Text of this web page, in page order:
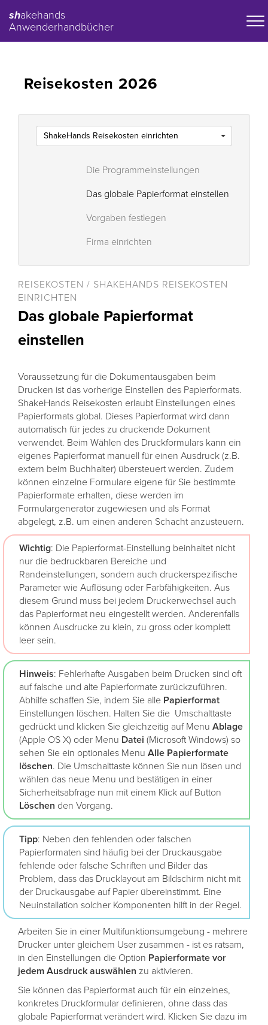
shakehands
Anwenderhandbücher
Reisekosten 2026
ShakeHands Reisekosten einrichten
Die Programmeinstellungen
Das globale Papierformat einstellen
Vorgaben festlegen
Firma einrichten
REISEKOSTEN / SHAKEHANDS REISEKOSTEN
EINRICHTEN
Das globale Papierformat
einstellen
Voraussetzung für die Dokumentausgaben beim
Drucken ist das vorherige Einstellen des Papierformats.
ShakeHands Reisekosten erlaubt Einstellungen eines
Papierformats global. Dieses Papierformat wird dann
automatisch für jedes zu druckende Dokument
verwendet. Beim Wählen des Druckformulars kann ein
eigenes Papierformat manuell für einen Ausdruck (z.B.
extern beim Buchhalter) übersteuert werden. Zudem
können einzelne Formulare eigene für Sie bestimmte
Papierformate erhalten, diese werden im
Formulargenerator zugewiesen und als Format
abgelegt, z.B. um einen anderen Schacht anzusteuern.
Wichtig: Die Papierformat-Einstellung beinhaltet nicht
nur die bedruckbaren Bereiche und
Randeinstellungen, sondern auch druckerspezifische
Parameter wie Auflösung oder Farbfähigkeiten. Aus
diesem Grund muss bei jedem Druckerwechsel auch
das Papierformat neu eingestellt werden. Anderenfalls
können Ausdrucke zu klein, zu gross oder komplett
leer sein.
Hinweis: Fehlerhafte Ausgaben beim Drucken sind oft
auf falsche und alte Papierformate zurückzuführen.
Abhilfe schaffen Sie, indem Sie alle Papierformat
Einstellungen löschen. Halten Sie die Umschalttaste
gedrückt und klicken Sie gleichzeitig auf Menu Ablage
(Apple OS X) oder Menu Datei (Microsoft Windows) so
sehen Sie ein optionales Menu Alle Papierformate
löschen. Die Umschalttaste können Sie nun lösen und
wählen das neue Menu und bestätigen in einer
Sicherheitsabfrage nun mit einem Klick auf Button
Löschen den Vorgang.
Tipp: Neben den fehlenden oder falschen
Papierformaten sind häufig bei der Druckausgabe
fehlende oder falsche Schriften und Bilder das
Problem, dass das Drucklayout am Bildschirm nicht mit
der Druckausgabe auf Papier übereinstimmt. Eine
Neuinstallation solcher Komponenten hilft in der Regel.
Arbeiten Sie in einer Multifunktionsumgebung - mehrere
Drucker unter gleichem User zusammen - ist es ratsam,
in den Einstellungen die Option Papierformate vor
jedem Ausdruck auswählen zu aktivieren.
Sie können das Papierformat auch für ein einzelnes,
konkretes Druckformular definieren, ohne dass das
globale Papierformat verändert wird. Klicken Sie dazu im